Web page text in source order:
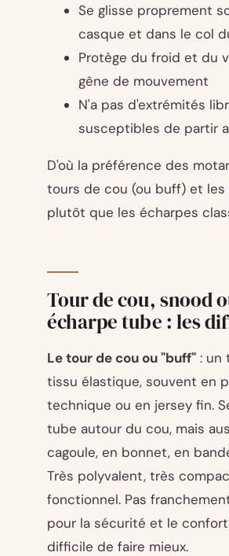
Se glisse proprement
casque et dans le col
Protège du froid et du
gêne de mouvement
N'a pas d'extrémités
susceptibles de partir
D'où la préférence des
tours de cou (ou buff) et les
plutôt que les écharpes
Tour de cou, snood
écharpe tube : les
Le tour de cou ou "buff" : un
tissu élastique, souvent en
technique ou en jersey fin.
tube autour du cou, mais
cagoule, en bonnet, en
Très polyvalent, très
fonctionnel. Pas
pour la sécurité et le
difficile de faire mieux.